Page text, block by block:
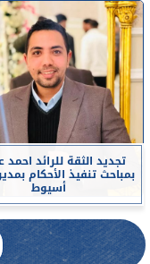
تجديد الثقة للرائد
بمباحث تنفيذ الأحكام
أسيوط